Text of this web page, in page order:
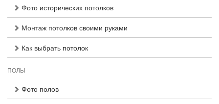
Фото исторических потолков
Монтаж потолков своими руками
Как выбрать потолок
ПОЛЫ
Фото полов